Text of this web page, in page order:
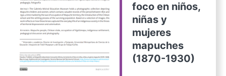
foco en niños,
niñas y
mujeres
mapuches
(1870-1930)